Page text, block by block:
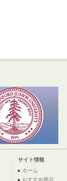
サイト情報
ホーム
おすすめ商品